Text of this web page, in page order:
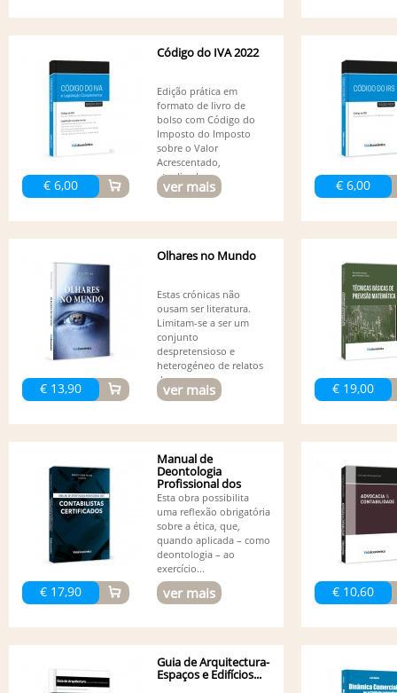
€ 6,00
Código do IVA 2022
Edição prática em
formato de livro de
bolso com Código do
Imposto do Imposto
sobre o Valor
Acrescentado,
atualizado...
ver mais € 6,00
€ 13,90
Olhares no Mundo
Estas crónicas não
ousam ser literatura.
Limitam-se a ser um
conjunto
despretensioso e
heterogéneo de relatos
de...
ver mais € 19,00
€ 17,90
Manual de
Deontologia
Profissional dos
Contabilistas...
Esta obra possibilita
uma reflexão obrigatória
sobre a ética, que,
quando aplicada – como
deontologia – ao
exercício...
ver mais € 10,60
Guia de Arquitectura-
Espaços e Edifícios...